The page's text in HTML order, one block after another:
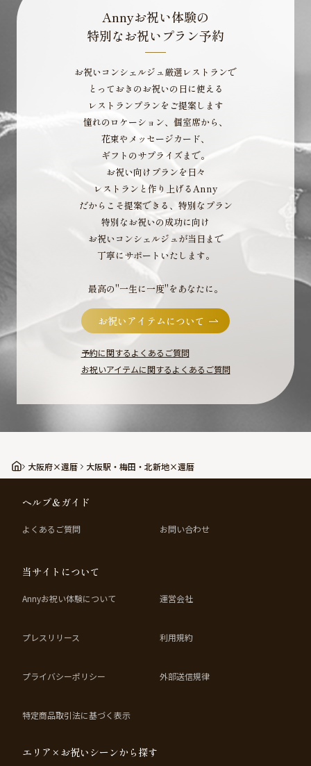
Annyお祝い体験の
特別なお祝いプラン予約
お祝いコンシェルジュ厳選レストランで
とっておきのお祝いの日に使える
レストランプランをご提案します
憧れのロケーション、個室席から、
花束やメッセージカード、
ギフトのサプライズまで。
お祝い向けプランを日々
レストランと作り上げるAnny
だからこそ提案できる、特別なプラン
特別なお祝いの成功に向け
お祝いコンシェルジュが当日まで
丁寧にサポートいたします。
最高の"一生に一度"をあなたに。
お祝いアイテムについて
予約に関するよくあるご質問
お祝いアイテムに関するよくあるご質問
大阪府×還暦 大阪駅・梅田・北新地×還暦
ヘルプ＆ガイド
よくあるご質問 お問い合わせ
当サイトについて
Annyお祝い体験について 運営会社
プレスリリース 利用規約
プライバシーポリシー 外部送信規律
特定商品取引法に基づく表示
エリア×お祝いシーンから探す